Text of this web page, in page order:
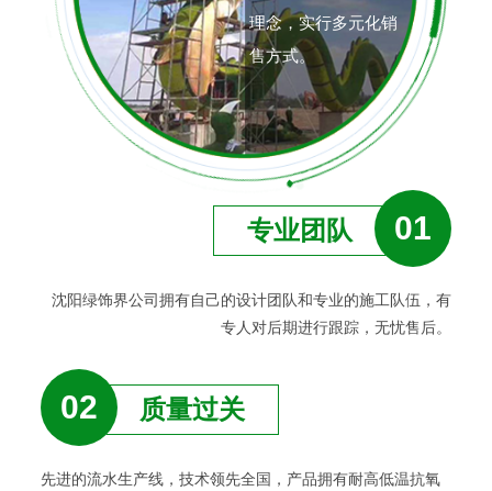
理念，实行多元化销
售方式。
01
专业团队
沈阳绿饰界公司拥有自己的设计团队和专业的施工队伍，有
专人对后期进行跟踪，无忧售后。
02 质量过关
先进的流水生产线，技术领先全国，产品拥有耐高低温抗氧